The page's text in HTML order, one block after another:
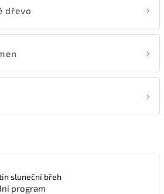
dřevo
sluneční břeh
program